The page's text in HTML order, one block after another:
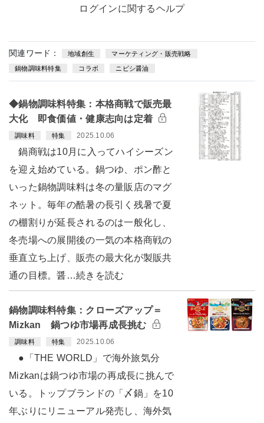
ログインに関するヘルプ
関連ワード： 地域創生 マーケティング・販売戦略
鍋物調味料特集 コラボ ニビシ醤油
◆鍋物調味料特集：本格商戦で販売最
大化 即食価値・健康志向は定着
調味料 特集 2025.10.06
鍋商戦は10月に入ってハイシーズン
を迎え始めている。鍋つゆ、ポン酢と
いった鍋物調味料は冬の量販店のマグ
ネット。毎年の酷暑の長引く残暑で夏
の棚割りが延長されるのは一般化し、
冬売場への展開後の一気の本格商戦の
垂直立ち上げ、販売の最大化が製販共
通の目標。醤…続きを読む
鍋物調味料特集：クローズアップ＝
Mizkan 鍋つゆ市場再成長挑む
調味料 特集 2025.10.06
●「THE WORLD」で海外旅気分
Mizkanは鍋つゆ市場の再成長に挑んで
いる。トップブランドの「〆鍋」を10
年ぶりにリニューアル発売し、海外気